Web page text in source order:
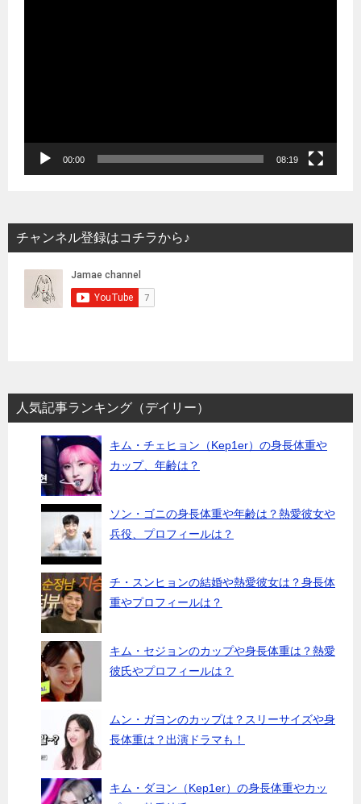
00:00 08:19
チャンネル登録はコチラから♪
人気記事ランキング（デイリー）
キム・チェヒョン（Kep1er）の身長体重や
カップ、年齢は？
ソン・ゴニの身長体重や年齢は？熱愛彼女や
兵役、プロフィールは？
チ・スンヒョンの結婚や熱愛彼女は？身長体
重やプロフィールは？
キム・セジョンのカップや身長体重は？熱愛
彼氏やプロフィールは？
ムン・ガヨンのカップは？スリーサイズや身
長体重は？出演ドラマも！
キム・ダヨン（Kep1er）の身長体重やカッ